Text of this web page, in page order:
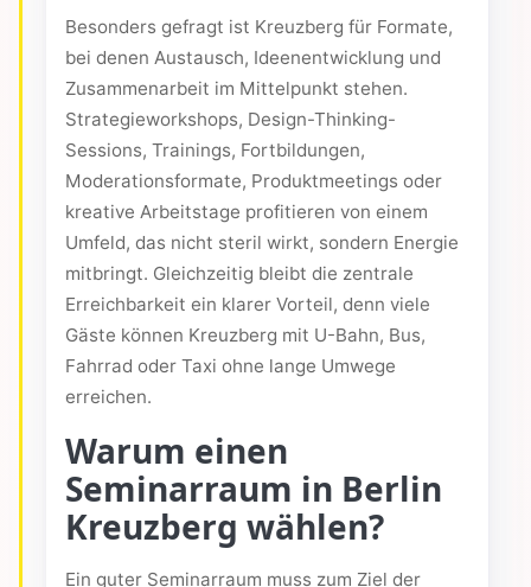
Besonders gefragt ist Kreuzberg für Formate,
bei denen Austausch, Ideenentwicklung und
Zusammenarbeit im Mittelpunkt stehen.
Strategieworkshops, Design-Thinking-
Sessions, Trainings, Fortbildungen,
Moderationsformate, Produktmeetings oder
kreative Arbeitstage profitieren von einem
Umfeld, das nicht steril wirkt, sondern Energie
mitbringt. Gleichzeitig bleibt die zentrale
Erreichbarkeit ein klarer Vorteil, denn viele
Gäste können Kreuzberg mit U-Bahn, Bus,
Fahrrad oder Taxi ohne lange Umwege
erreichen.
Warum einen
Seminarraum in Berlin
Kreuzberg wählen?
Ein guter Seminarraum muss zum Ziel der